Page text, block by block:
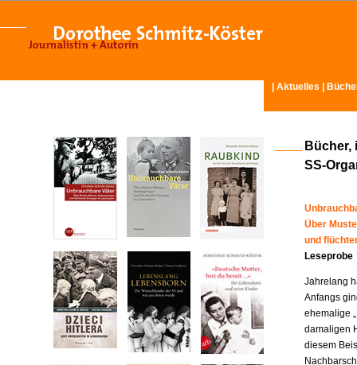
Aktuelles
Bücher,
SS-
Über
und
Leseprobe
Jahrelang
Anfangs
ehemalige
damaligen
diesem